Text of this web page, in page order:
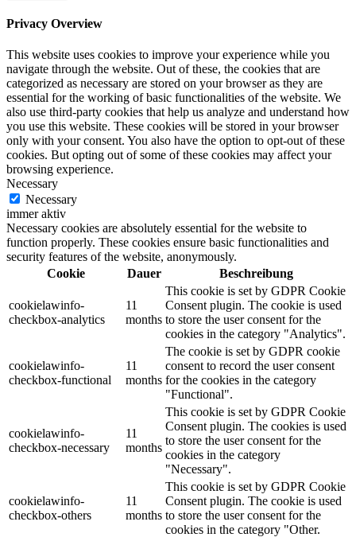
Privacy Overview
This website uses cookies to improve your experience while you
navigate through the website. Out of these, the cookies that are
categorized as necessary are stored on your browser as they are
essential for the working of basic functionalities of the website. We
also use third-party cookies that help us analyze and understand how
you use this website. These cookies will be stored in your browser
only with your consent. You also have the option to opt-out of these
cookies. But opting out of some of these cookies may affect your
browsing experience.
Necessary
Necessary
immer aktiv
Necessary cookies are absolutely essential for the website to
function properly. These cookies ensure basic functionalities and
security features of the website, anonymously.
Cookie
Dauer Beschreibung
cookielawinfo-
checkbox-analytics
11
months
This cookie is set by GDPR Cookie
Consent plugin. The cookie is used
to store the user consent for the
cookies in the category "Analytics".
cookielawinfo-
checkbox-functional
11
months
The cookie is set by GDPR cookie
consent to record the user consent
for the cookies in the category
"Functional".
cookielawinfo-
checkbox-necessary
11
months
This cookie is set by GDPR Cookie
Consent plugin. The cookies is used
to store the user consent for the
cookies in the category
"Necessary".
cookielawinfo-
checkbox-others
11
months
This cookie is set by GDPR Cookie
Consent plugin. The cookie is used
to store the user consent for the
cookies in the category "Other.